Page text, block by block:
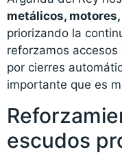
metálicos,
priorizando la
reforzamos
por cierres
importante que es
escudos